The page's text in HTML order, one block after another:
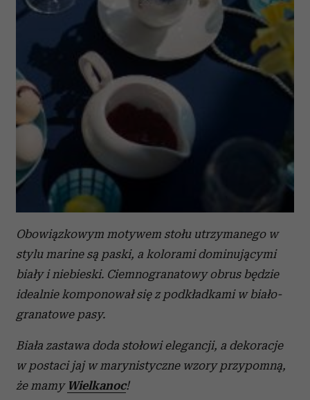
Obowiązkowym motywem stołu utrzymanego w
stylu marine są paski, a kolorami dominującymi
biały i niebieski. Ciemnogranatowy obrus będzie
idealnie komponował się z podkładkami w biało-
granatowe pasy.
Biała zastawa doda stołowi elegancji, a dekoracje
w postaci jaj w marynistyczne wzory przypomną,
że mamy Wielkanoc!